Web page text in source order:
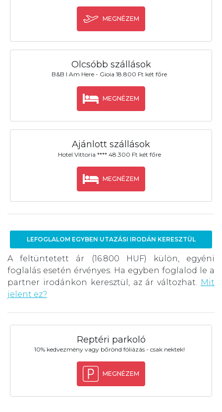
MEGNÉZEM
Olcsóbb szállások
B&B I Am Here - Gioia 18.800 Ft két főre
MEGNÉZEM
Ajánlott szállások
Hotel Vittoria **** 48.300 Ft két főre
MEGNÉZEM
LEFOGLALOM EGYBEN UTAZÁSI IRODÁN KERESZTÜL
A feltüntetett ár (16.800 HUF) külön, egyéni
foglalás esetén érvényes. Ha egyben foglalod le a
partner irodánkon keresztül, az ár változhat.
Mit
jelent ez?
Reptéri parkoló
10% kedvezmény vagy bőrönd fóliázás - csak nektek!
MEGNÉZEM